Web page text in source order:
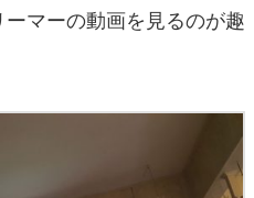
マーの動画を見るのが趣